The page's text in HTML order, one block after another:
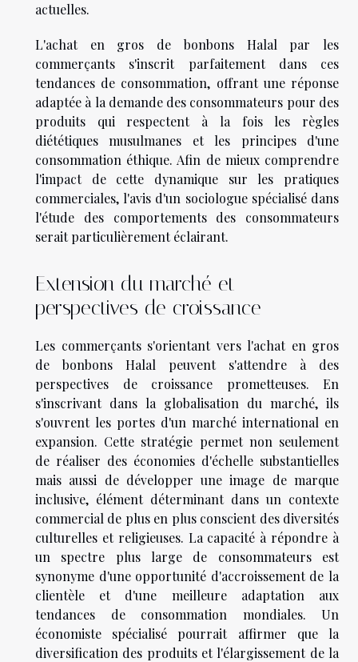
actuelles.
L'achat en gros de bonbons Halal par les
commerçants s'inscrit parfaitement dans ces
tendances de consommation, offrant une réponse
adaptée à la demande des consommateurs pour des
produits qui respectent à la fois les règles
diététiques musulmanes et les principes d'une
consommation éthique. Afin de mieux comprendre
l'impact de cette dynamique sur les pratiques
commerciales, l'avis d'un sociologue spécialisé dans
l'étude des comportements des consommateurs
serait particulièrement éclairant.
Extension du marché et
perspectives de croissance
Les commerçants s'orientant vers l'achat en gros
de bonbons Halal peuvent s'attendre à des
perspectives de croissance prometteuses. En
s'inscrivant dans la globalisation du marché, ils
s'ouvrent les portes d'un marché international en
expansion. Cette stratégie permet non seulement
de réaliser des économies d'échelle substantielles
mais aussi de développer une image de marque
inclusive, élément déterminant dans un contexte
commercial de plus en plus conscient des diversités
culturelles et religieuses. La capacité à répondre à
un spectre plus large de consommateurs est
synonyme d'une opportunité d'accroissement de la
clientèle et d'une meilleure adaptation aux
tendances de consommation mondiales. Un
économiste spécialisé pourrait affirmer que la
diversification des produits et l'élargissement de la